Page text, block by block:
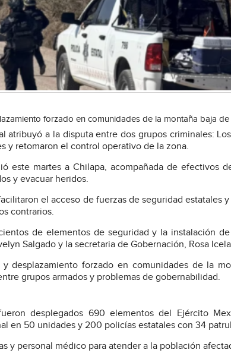
forzado en comunidades de la montaña baja de
a la disputa entre dos grupos criminales:
y retomaron el control operativo de la zona.
este martes a Chilapa, acompañada de efectivos
y evacuar heridos.
el acceso de fuerzas de seguridad estatales
contrarios.
de elementos de seguridad y la instalación
Salgado y la secretaria de Gobernación, Rosa
desplazamiento forzado en comunidades de la
grupos armados y problemas de gobernabilidad.
desplegados 690 elementos del Ejército
en 50 unidades y 200 policías estatales con 34
y personal médico para atender a la población